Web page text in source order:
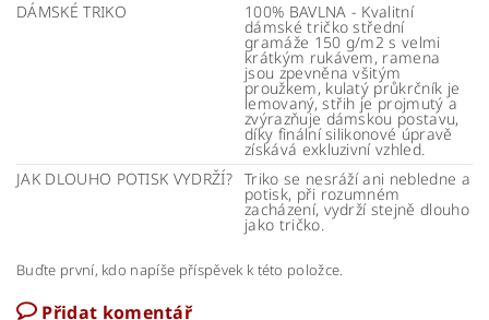
DÁMSKÉ TRIKO
100% BAVLNA - Kvalitní
dámské tričko střední
gramáže 150 g/m2 s velmi
krátkým rukávem, ramena
jsou zpevněna všitým
proužkem, kulatý průkrčník je
lemovaný, střih je projmutý a
zvýrazňuje dámskou postavu,
díky finální silikonové úpravě
získává exkluzivní vzhled.
JAK DLOUHO POTISK VYDRŽÍ? Triko se nesráží ani nebledne a
potisk, při rozumném
zacházení, vydrží stejně dlouho
jako tričko.
Buďte první, kdo napíše příspěvek k této položce.
Přidat komentář